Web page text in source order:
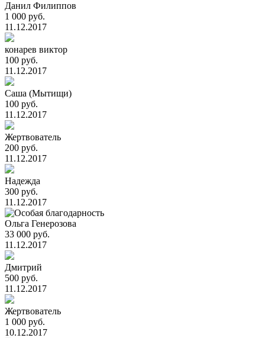
Данил Филиппов
1 000 руб.
11.12.2017
конарев виктор
100 руб.
11.12.2017
Саша (Мытищи)
100 руб.
11.12.2017
Жертвователь
200 руб.
11.12.2017
Надежда
300 руб.
11.12.2017
Ольга Генерозова
33 000 руб.
11.12.2017
Дмитрий
500 руб.
11.12.2017
Жертвователь
1 000 руб.
10.12.2017